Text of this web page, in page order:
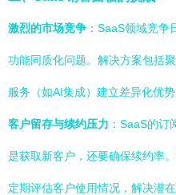
激烈的市场竞争 ：SaaS领域竞
功能同质化问题。解决方案包括
服务（如AI集成）建立差异化优势
客户留存与续约压力 ：SaaS的
是获取新客户，还要确保续约率
定期评估客户使用情况，解决潜